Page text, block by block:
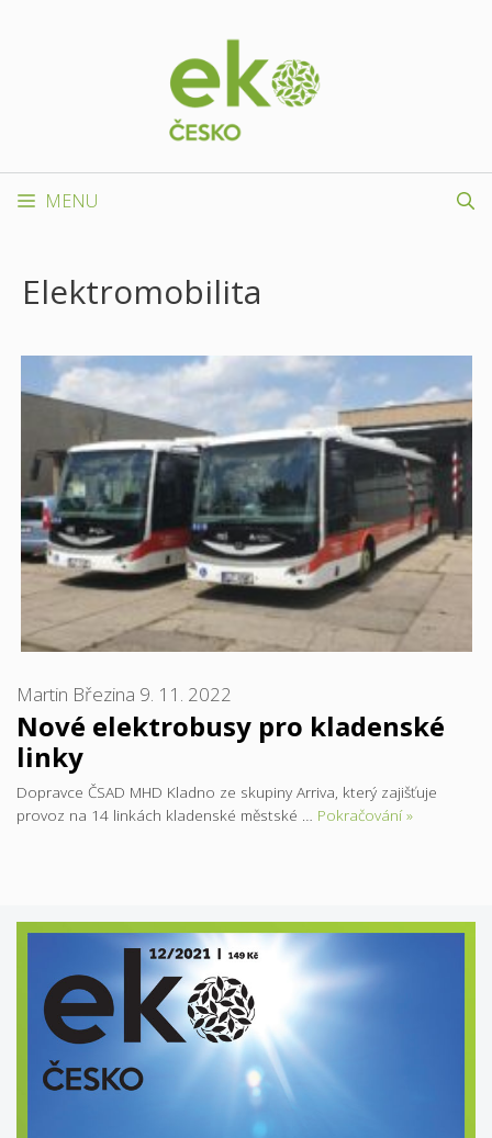
MENU
Elektromobilita
Nové elektrobusy pro kladenské
linky
Martin Březina 9. 11. 2022
Dopravce ČSAD MHD Kladno ze skupiny Arriva, který zajišťuje
provoz na 14 linkách kladenské městské … Pokračování »